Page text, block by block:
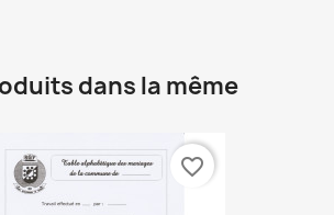
dans la même
favorite_border